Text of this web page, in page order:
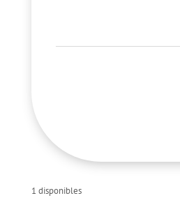
1 disponibles